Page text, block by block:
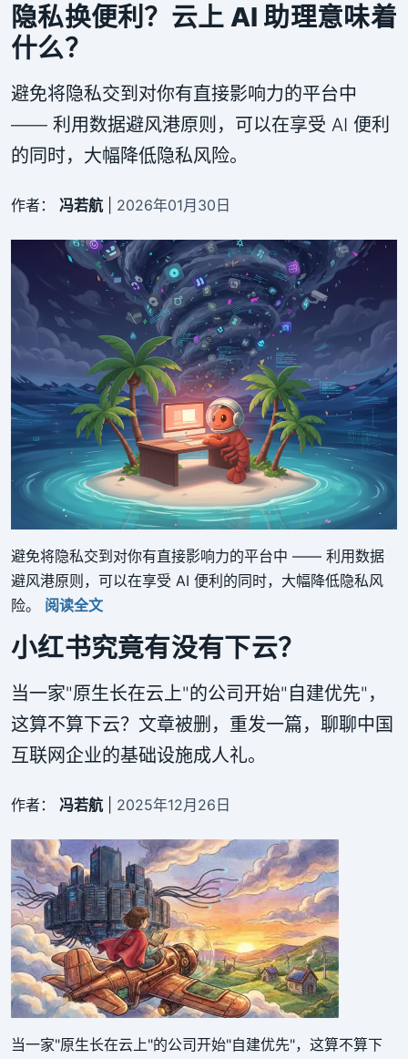
隐私换便利？云上 AI 助理意味着
什么？
避免将隐私交到对你有直接影响力的平台中
—— 利用数据避风港原则，可以在享受 AI 便利
的同时，大幅降低隐私风险。
作者： 冯若航 2026年01月30日
避免将隐私交到对你有直接影响力的平台中 —— 利用数据
避风港原则，可以在享受 AI 便利的同时，大幅降低隐私风
险。 阅读全文
小红书究竟有没有下云？
当一家"原生长在云上"的公司开始"自建优先"，
这算不算下云？文章被删，重发一篇，聊聊中国
互联网企业的基础设施成人礼。
作者： 冯若航 2025年12月26日
当一家"原生长在云上"的公司开始"自建优先"，这算不算下